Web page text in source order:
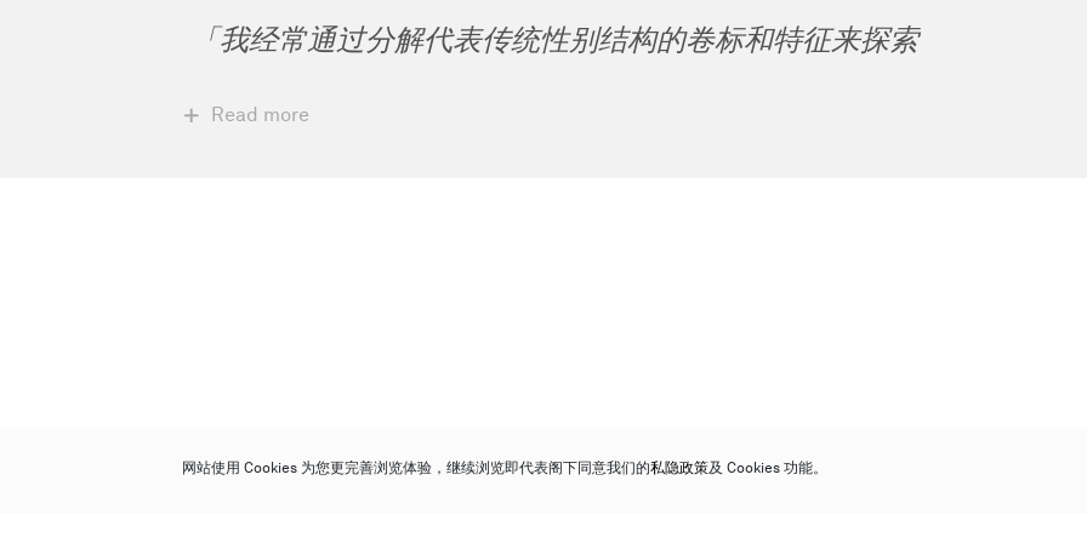
「我经常通过分解代表传统性别结构的卷标和特征来探索
Read more
网站使用 Cookies 为您更完善浏览体验，继续浏览即代表阁下同意我们的私隐政策及 Cookies 功能。